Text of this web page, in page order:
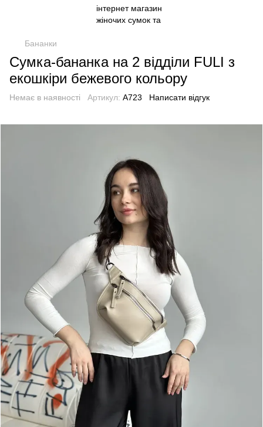
Бананки
Сумка-бананка на 2 відділи FULI з
екошкіри бежевого кольору
Немає в наявності Артикул: А723 Написати відгук